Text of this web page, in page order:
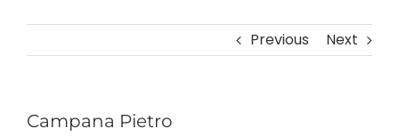
Previous Next
Campana Pietro